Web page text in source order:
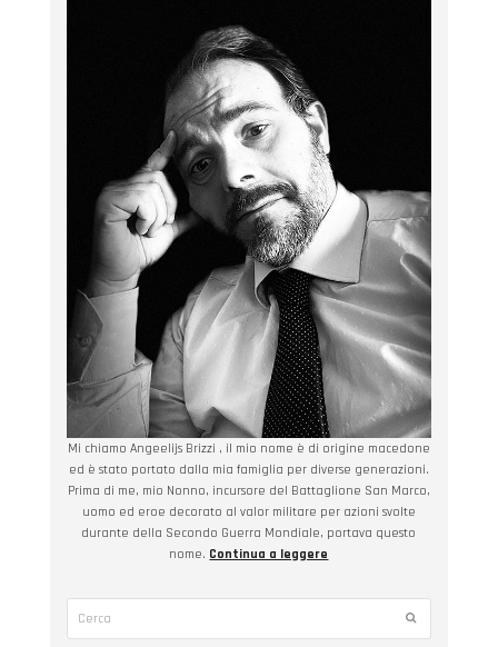
Mi chiamo Angeelijs Brizzi , il mio nome è di origine macedone
ed è stato portato dalla mia famiglia per diverse generazioni.
Prima di me, mio Nonno, incursore del Battaglione San Marco,
uomo ed eroe decorato al valor militare per azioni svolte
durante della Secondo Guerra Mondiale, portava questo
nome. Continua a leggere